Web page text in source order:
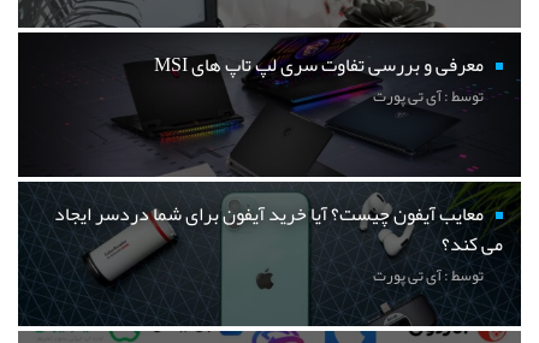
معرفی و بررسی تفاوت سری لپ تاپ های MSI
توسط : آی تی پورت
معایب آیفون چیست؟ آیا خرید آیفون برای شما دردسر ایجاد
می کند؟
توسط : آی تی پورت